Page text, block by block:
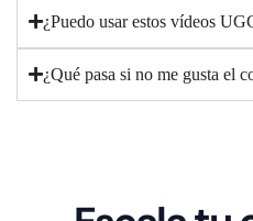
¿Puedo usar estos vídeos
¿Qué pasa si no me gusta el